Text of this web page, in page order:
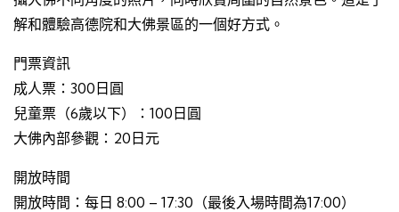
解和體驗高德院和大佛景區的一個好方式。
門票資訊
成人票：300日圓
兒童票（6歲以下）：100日圓
大佛內部參觀：20日元
開放時間
開放時間：每日 8:00 – 17:30（最後入場時間為17:00）